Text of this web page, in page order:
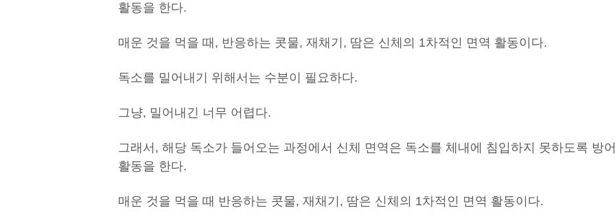
활동을 한다.
매운 것을 먹을 때, 반응하는 콧물, 재채기, 땀은 신체의 1차적인 면역 활동이다.
독소를 밀어내기 위해서는 수분이 필요하다.
그냥, 밀어내긴 너무 어렵다.
그래서, 해당 독소가 들어오는 과정에서 신체 면역은 독소를 체내에 침입하지 못하도록 방어
활동을 한다.
매운 것을 먹을 때 반응하는 콧물, 재채기, 땀은 신체의 1차적인 면역 활동이다.